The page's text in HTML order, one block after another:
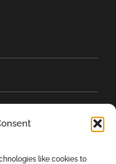
like cookies to